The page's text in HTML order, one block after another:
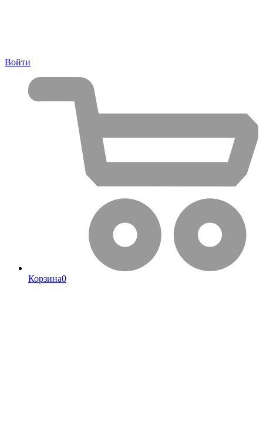
Войти
Корзина0